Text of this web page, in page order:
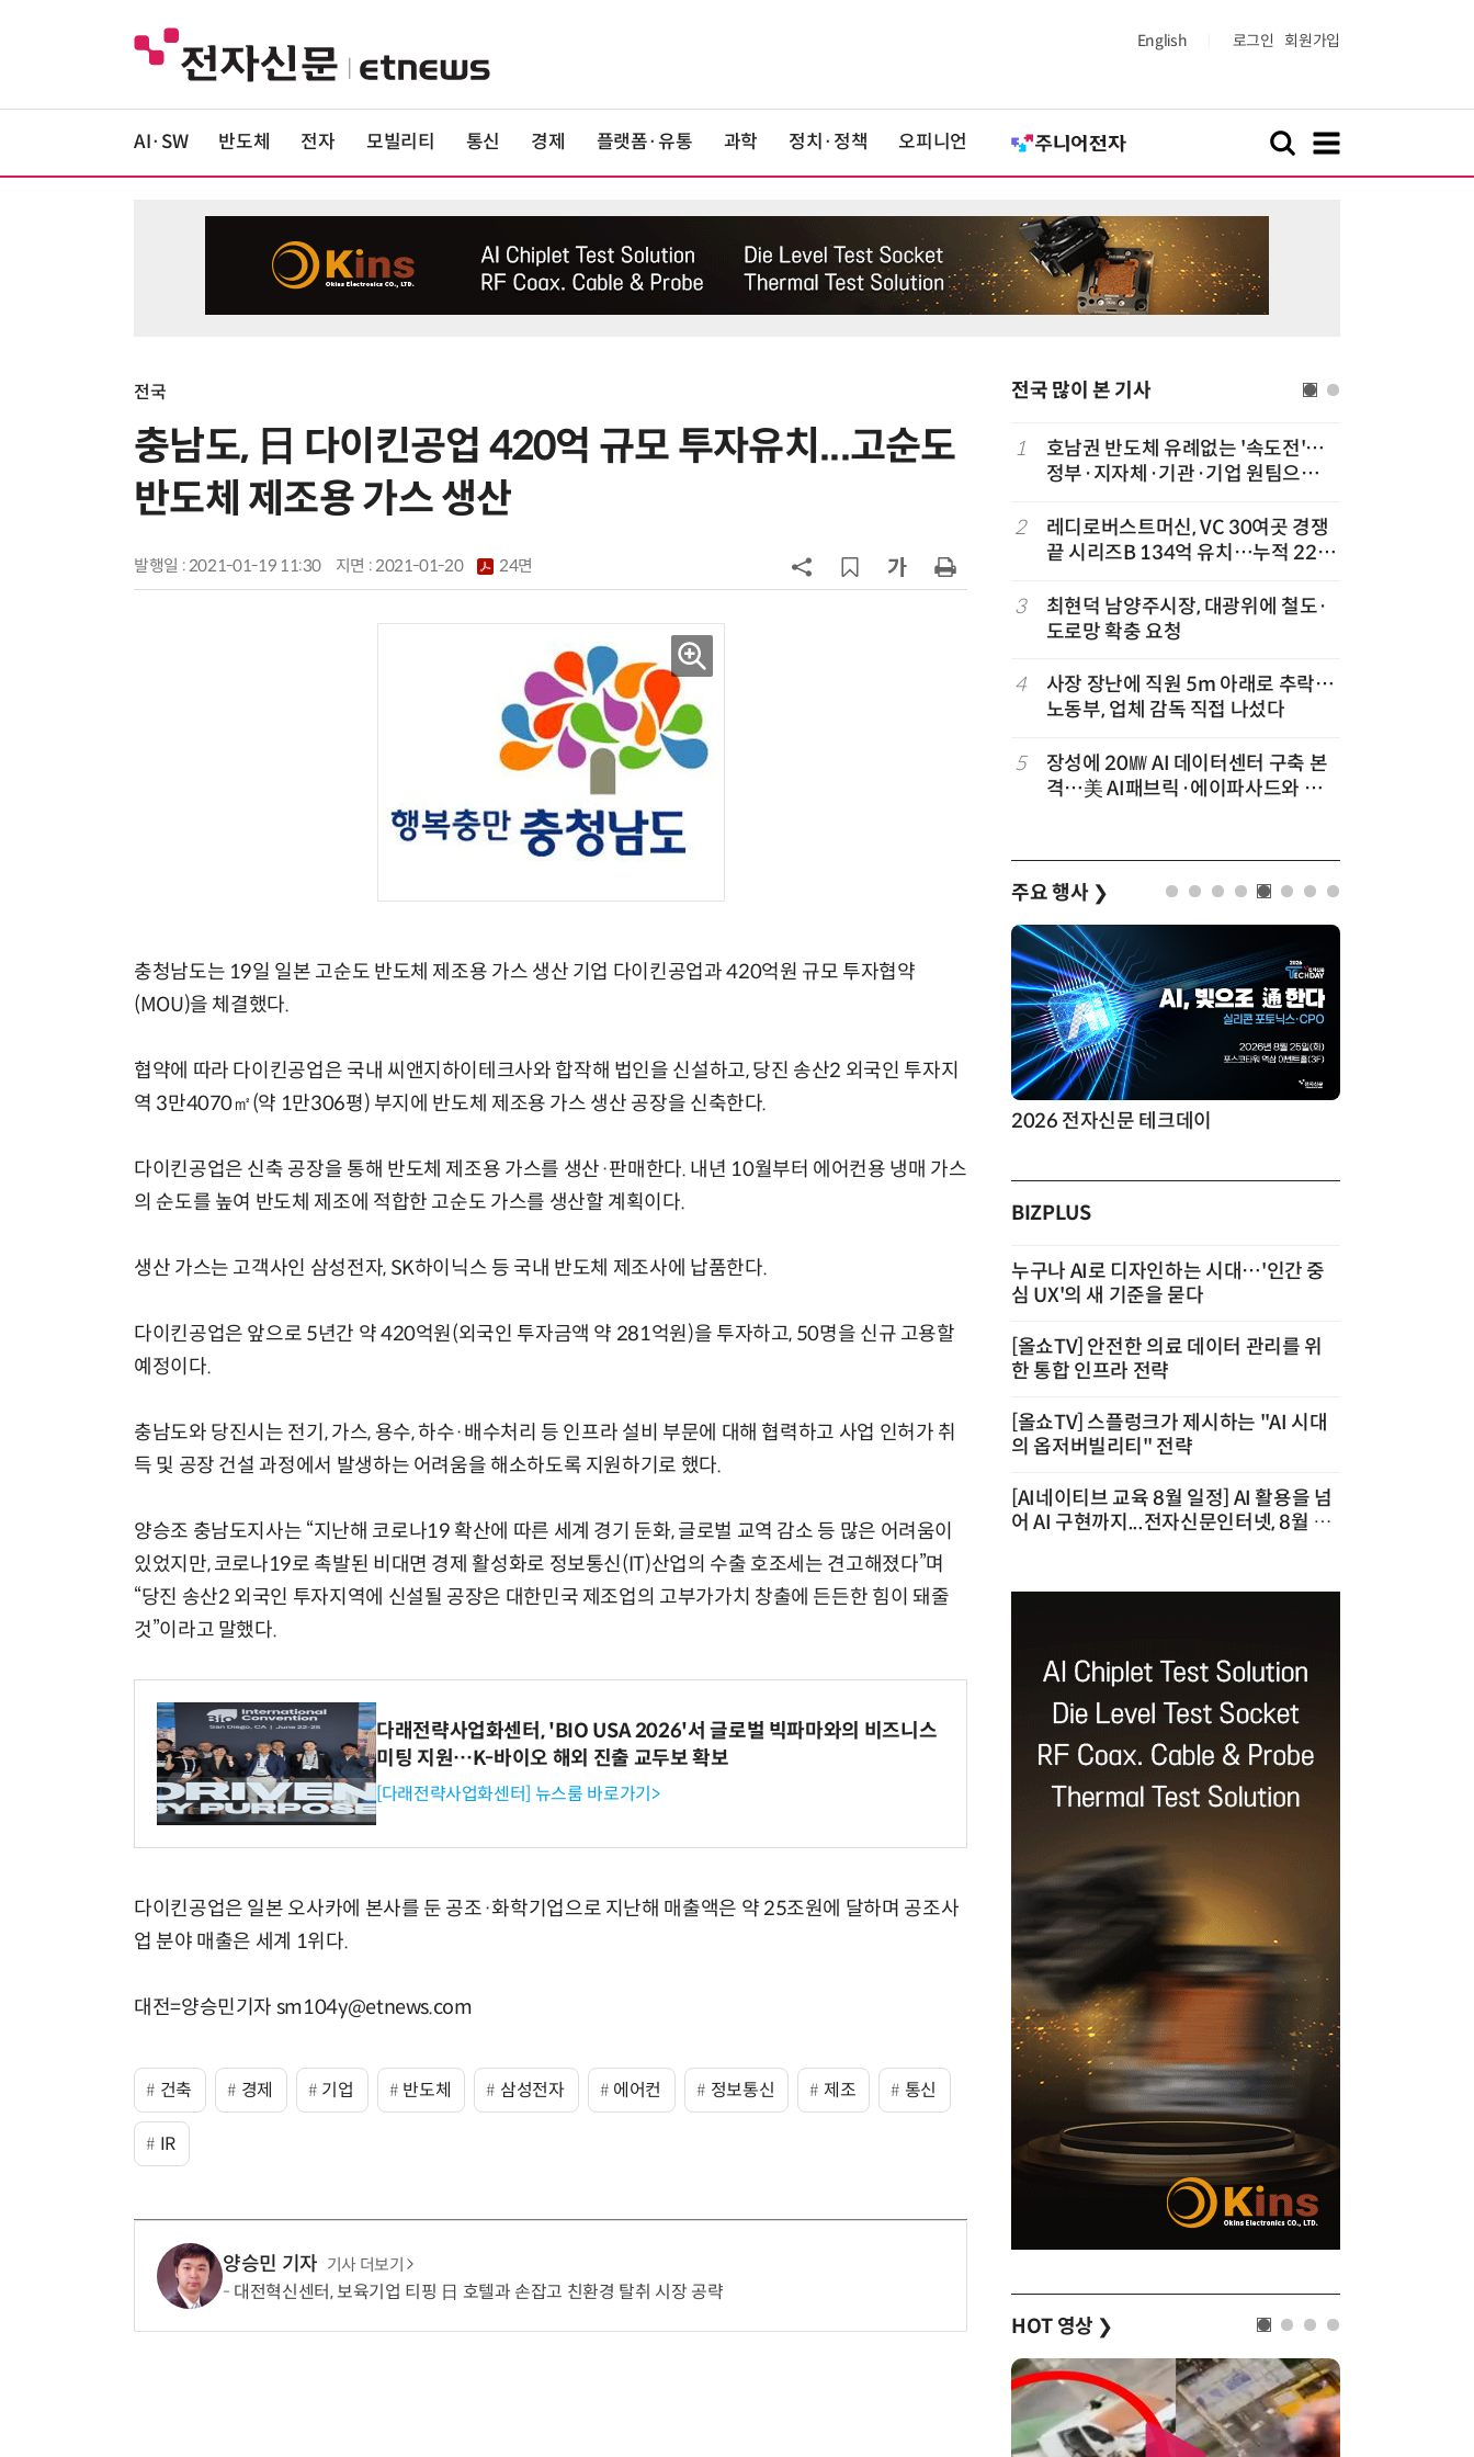
English 로그인 회원가입
AI·SW 반도체 전자 모빌리티 통신 경제 플랫폼·유통 과학 정치·정책 오피니언
전국
충남도, 日 다이킨공업 420억 규모 투자유치...고순도
반도체 제조용 가스 생산
발행일 : 2021-01-19 11:30 지면 :2021-01-20 24면
충청남도는 19일 일본 고순도 반도체 제조용 가스 생산 기업 다이킨공업과 420억원 규모 투자협약
(MOU)을 체결했다.
협약에 따라 다이킨공업은 국내 씨앤지하이테크사와 합작해 법인을 신설하고, 당진 송산2 외국인 투자지
역 3만4070㎡(약 1만306평) 부지에 반도체 제조용 가스 생산 공장을 신축한다.
다이킨공업은 신축 공장을 통해 반도체 제조용 가스를 생산·판매한다. 내년 10월부터 에어컨용 냉매 가스
의 순도를 높여 반도체 제조에 적합한 고순도 가스를 생산할 계획이다.
생산 가스는 고객사인 삼성전자, SK하이닉스 등 국내 반도체 제조사에 납품한다.
다이킨공업은 앞으로 5년간 약 420억원(외국인 투자금액 약 281억원)을 투자하고, 50명을 신규 고용할
예정이다.
충남도와 당진시는 전기, 가스, 용수, 하수·배수처리 등 인프라 설비 부문에 대해 협력하고 사업 인허가 취
득 및 공장 건설 과정에서 발생하는 어려움을 해소하도록 지원하기로 했다.
양승조 충남도지사는 “지난해 코로나19 확산에 따른 세계 경기 둔화, 글로벌 교역 감소 등 많은 어려움이
있었지만, 코로나19로 촉발된 비대면 경제 활성화로 정보통신(IT)산업의 수출 호조세는 견고해졌다”며
“당진 송산2 외국인 투자지역에 신설될 공장은 대한민국 제조업의 고부가가치 창출에 든든한 힘이 돼줄
것”이라고 말했다.
다래전략사업화센터, 'BIO USA 2026'서 글로벌 빅파마와의 비즈니스
미팅 지원…K-바이오 해외 진출 교두보 확보
[다래전략사업화센터] 뉴스룸 바로가기>
다이킨공업은 일본 오사카에 본사를 둔 공조·화학기업으로 지난해 매출액은 약 25조원에 달하며 공조사
업 분야 매출은 세계 1위다.
대전=양승민기자 sm104y@etnews.com
건축 경제 기업 반도체 삼성전자 에어컨 정보통신 제조 통신
IR
양승민 기자 기사 더보기
대전혁신센터, 보육기업 티핑 日 호텔과 손잡고 친환경 탈취 시장 공략
전국 많이 본 기사
6
전남광주 공공기관 통합…근무배치
경 다루며 과학원리 체득...과학체험
제공 '주니어닥터' 현장
업 들어선다…2030년까지 893억
투입
9
화성시, 중고생 40명 대상 반도체 공
유학교 마무리
10 KIST, 기존 반도체 공정으로 전기·
1
호남권 반도체 유례없는 '속도전'…
정부·지자체·기관·기업 원팀으로
2
레디로버스트머신, VC 30여곳 경쟁
끝 시리즈B 134억 유치…누적 229
3
최현덕 남양주시장, 대광위에 철도·
도로망 확충 요청
4
사장 장난에 직원 5m 아래로 추락…
노동부, 업체 감독 직접 나섰다
5
장성에 20㎿ AI 데이터센터 구축 본
격…美 AI패브릭·에이파사드와 업
주요 행사 ❯
현업에서 바로 쓰는 "하네스 엔지니어링" 실습 교육 2026 전자신문 테크데이
BIZPLUS
누구나 AI로 디자인하는 시대…'인간 중
심 UX'의 새 기준을 묻다
[올쇼TV] 안전한 의료 데이터 관리를 위
한 통합 인프라 전략
[올쇼TV] 스플렁크가 제시하는 "AI 시대
의 옵저버빌리티" 전략
[AI네이티브 교육 8월 일정] AI 활용을 넘
어 AI 구현까지...전자신문인터넷, 8월 실
HOT 영상 ❯